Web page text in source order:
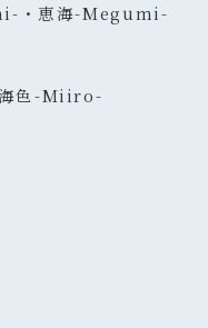
・恵海-Megumi-
色-Miiro-